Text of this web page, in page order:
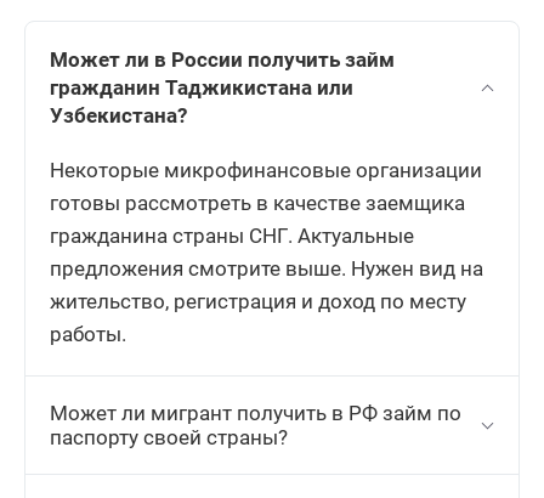
Может ли в России получить займ
гражданин Таджикистана или
Узбекистана?
Некоторые микрофинансовые организации
готовы рассмотреть в качестве заемщика
гражданина страны СНГ. Актуальные
предложения смотрите выше. Нужен вид на
жительство, регистрация и доход по месту
работы.
Может ли мигрант получить в РФ займ по
паспорту своей страны?